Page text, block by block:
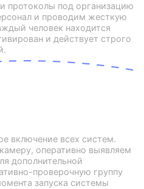
протоколы под организацию
и проводим жесткую
человек находится
и действует строго
включение всех систем.
оперативно выявляем
дополнительной
проверочную группу
запуска системы